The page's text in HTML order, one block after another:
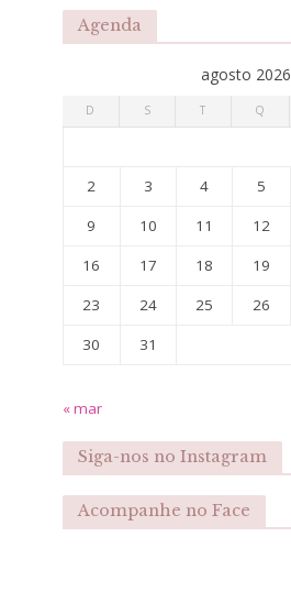
Agenda
agosto 2026
D S T Q
2
3 4 5
9
10 11 12
16
17 18 19
23
24 25 26
30
31
« mar
Siga-nos no Instagram
Acompanhe no Face